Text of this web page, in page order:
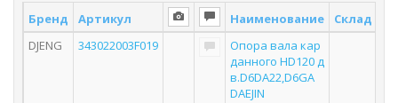
Бренд Артикул Наименование Склад *
DJENG
343022003F019
Опора вала кар
данного HD120 д
в.D6DA22,D6GA
DAEJIN